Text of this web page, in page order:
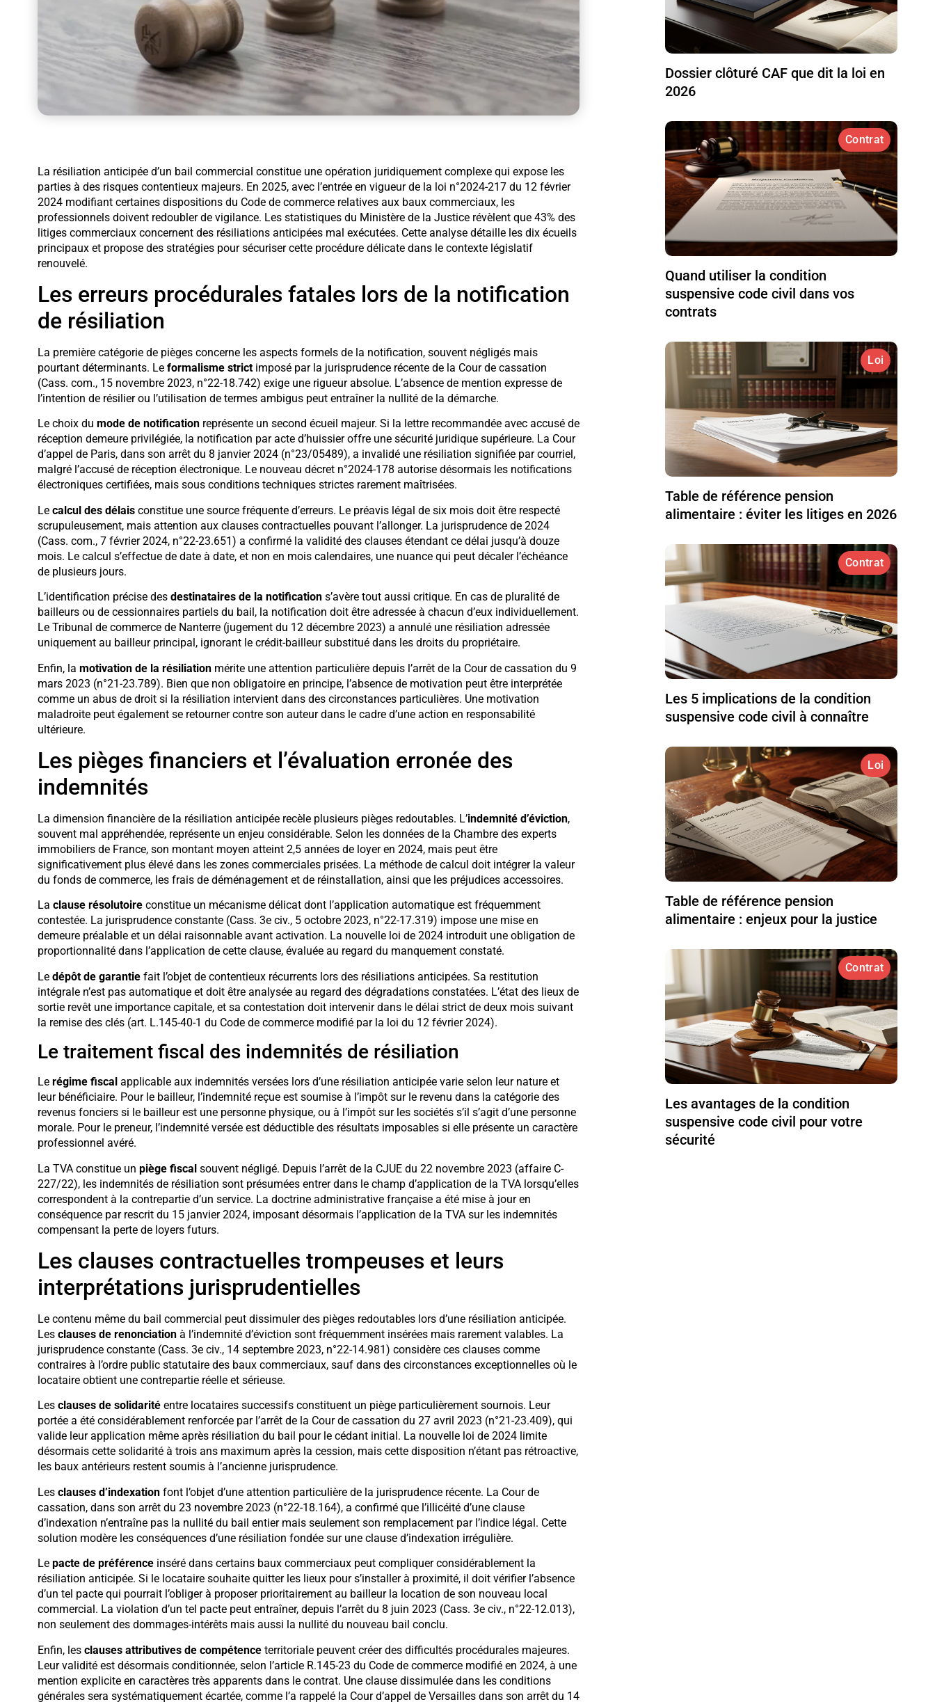
La résiliation anticipée d’un bail commercial constitue une opération juridiquement complexe qui expose les
parties à des risques contentieux majeurs. En 2025, avec l’entrée en vigueur de la loi n°2024-217 du 12 février
2024 modifiant certaines dispositions du Code de commerce relatives aux baux commerciaux, les
professionnels doivent redoubler de vigilance. Les statistiques du Ministère de la Justice révèlent que 43% des
litiges commerciaux concernent des résiliations anticipées mal exécutées. Cette analyse détaille les dix écueils
principaux et propose des stratégies pour sécuriser cette procédure délicate dans le contexte législatif
renouvelé.
Les erreurs procédurales fatales lors de la notification
de résiliation
La première catégorie de pièges concerne les aspects formels de la notification, souvent négligés mais
pourtant déterminants. Le formalisme strictimposé par la jurisprudence récente de la Cour de cassation
(Cass. com., 15 novembre 2023, n°22-18.742) exige une rigueur absolue. L’absence de mention expresse de
l’intention de résilier ou l’utilisation de termes ambigus peut entraîner la nullité de la démarche.
Le choix du mode de notificationreprésente un second écueil majeur. Si la lettre recommandée avec accusé de
réception demeure privilégiée, la notification par acte d’huissier offre une sécurité juridique supérieure. La Cour
d’appel de Paris, dans son arrêt du 8 janvier 2024 (n°23/05489), a invalidé une résiliation signifiée par courriel,
malgré l’accusé de réception électronique. Le nouveau décret n°2024-178 autorise désormais les notifications
électroniques certifiées, mais sous conditions techniques strictes rarement maîtrisées.
Le calcul des délaisconstitue une source fréquente d’erreurs. Le préavis légal de six mois doit être respecté
scrupuleusement, mais attention aux clauses contractuelles pouvant l’allonger. La jurisprudence de 2024
(Cass. com., 7 février 2024, n°22-23.651) a confirmé la validité des clauses étendant ce délai jusqu’à douze
mois. Le calcul s’effectue de date à date, et non en mois calendaires, une nuance qui peut décaler l’échéance
de plusieurs jours.
L’identification précise des destinataires de la notifications’avère tout aussi critique. En cas de pluralité de
bailleurs ou de cessionnaires partiels du bail, la notification doit être adressée à chacun d’eux individuellement.
Le Tribunal de commerce de Nanterre (jugement du 12 décembre 2023) a annulé une résiliation adressée
uniquement au bailleur principal, ignorant le crédit-bailleur substitué dans les droits du propriétaire.
Enfin, la motivation de la résiliationmérite une attention particulière depuis l’arrêt de la Cour de cassation du 9
mars 2023 (n°21-23.789). Bien que non obligatoire en principe, l’absence de motivation peut être interprétée
comme un abus de droit si la résiliation intervient dans des circonstances particulières. Une motivation
maladroite peut également se retourner contre son auteur dans le cadre d’une action en responsabilité
ultérieure.
Les pièges financiers et l’évaluation erronée des
indemnités
La dimension financière de la résiliation anticipée recèle plusieurs pièges redoutables. L’indemnité d’éviction,
souvent mal appréhendée, représente un enjeu considérable. Selon les données de la Chambre des experts
immobiliers de France, son montant moyen atteint 2,5 années de loyer en 2024, mais peut être
significativement plus élevé dans les zones commerciales prisées. La méthode de calcul doit intégrer la valeur
du fonds de commerce, les frais de déménagement et de réinstallation, ainsi que les préjudices accessoires.
La clause résolutoireconstitue un mécanisme délicat dont l’application automatique est fréquemment
contestée. La jurisprudence constante (Cass. 3e civ., 5 octobre 2023, n°22-17.319) impose une mise en
demeure préalable et un délai raisonnable avant activation. La nouvelle loi de 2024 introduit une obligation de
proportionnalité dans l’application de cette clause, évaluée au regard du manquement constaté.
Le dépôt de garantiefait l’objet de contentieux récurrents lors des résiliations anticipées. Sa restitution
intégrale n’est pas automatique et doit être analysée au regard des dégradations constatées. L’état des lieux de
sortie revêt une importance capitale, et sa contestation doit intervenir dans le délai strict de deux mois suivant
la remise des clés (art. L.145-40-1 du Code de commerce modifié par la loi du 12 février 2024).
Le traitement fiscal des indemnités de résiliation
Le régime fiscal applicable aux indemnités versées lors d’une résiliation anticipée varie selon leur nature et
leur bénéficiaire. Pour le bailleur, l’indemnité reçue est soumise à l’impôt sur le revenu dans la catégorie des
revenus fonciers si le bailleur est une personne physique, ou à l’impôt sur les sociétés s’il s’agit d’une personne
morale. Pour le preneur, l’indemnité versée est déductible des résultats imposables si elle présente un caractère
professionnel avéré.
La TVA constitue un piège fiscalsouvent négligé. Depuis l’arrêt de la CJUE du 22 novembre 2023 (affaire C-
227/22), les indemnités de résiliation sont présumées entrer dans le champ d’application de la TVA lorsqu’elles
correspondent à la contrepartie d’un service. La doctrine administrative française a été mise à jour en
conséquence par rescrit du 15 janvier 2024, imposant désormais l’application de la TVA sur les indemnités
compensant la perte de loyers futurs.
Les clauses contractuelles trompeuses et leurs
interprétations jurisprudentielles
Le contenu même du bail commercial peut dissimuler des pièges redoutables lors d’une résiliation anticipée.
Les clauses de renonciationà l’indemnité d’éviction sont fréquemment insérées mais rarement valables. La
jurisprudence constante (Cass. 3e civ., 14 septembre 2023, n°22-14.981) considère ces clauses comme
contraires à l’ordre public statutaire des baux commerciaux, sauf dans des circonstances exceptionnelles où le
locataire obtient une contrepartie réelle et sérieuse.
Les clauses de solidaritéentre locataires successifs constituent un piège particulièrement sournois. Leur
portée a été considérablement renforcée par l’arrêt de la Cour de cassation du 27 avril 2023 (n°21-23.409), qui
valide leur application même après résiliation du bail pour le cédant initial. La nouvelle loi de 2024 limite
désormais cette solidarité à trois ans maximum après la cession, mais cette disposition n’étant pas rétroactive,
les baux antérieurs restent soumis à l’ancienne jurisprudence.
Les clauses d’indexationfont l’objet d’une attention particulière de la jurisprudence récente. La Cour de
cassation, dans son arrêt du 23 novembre 2023 (n°22-18.164), a confirmé que l’illicéité d’une clause
d’indexation n’entraîne pas la nullité du bail entier mais seulement son remplacement par l’indice légal. Cette
solution modère les conséquences d’une résiliation fondée sur une clause d’indexation irrégulière.
Le pacte de préférenceinséré dans certains baux commerciaux peut compliquer considérablement la
résiliation anticipée. Si le locataire souhaite quitter les lieux pour s’installer à proximité, il doit vérifier l’absence
d’un tel pacte qui pourrait l’obliger à proposer prioritairement au bailleur la location de son nouveau local
commercial. La violation d’un tel pacte peut entraîner, depuis l’arrêt du 8 juin 2023 (Cass. 3e civ., n°22-12.013),
non seulement des dommages-intérêts mais aussi la nullité du nouveau bail conclu.
Enfin, les clauses attributives de compétenceterritoriale peuvent créer des difficultés procédurales majeures.
Leur validité est désormais conditionnée, selon l’article R.145-23 du Code de commerce modifié en 2024, à une
mention explicite en caractères très apparents dans le contrat. Une clause dissimulée dans les conditions
générales sera systématiquement écartée, comme l’a rappelé la Cour d’appel de Versailles dans son arrêt du 14
Dossier clôturé CAF que dit la loi en
2026
Contrat
Quand utiliser la condition
suspensive code civil dans vos
contrats
Loi
Table de référence pension
alimentaire : éviter les litiges en 2026
Contrat
Les 5 implications de la condition
suspensive code civil à connaître
Loi
Table de référence pension
alimentaire : enjeux pour la justice
Contrat
Les avantages de la condition
suspensive code civil pour votre
sécurité